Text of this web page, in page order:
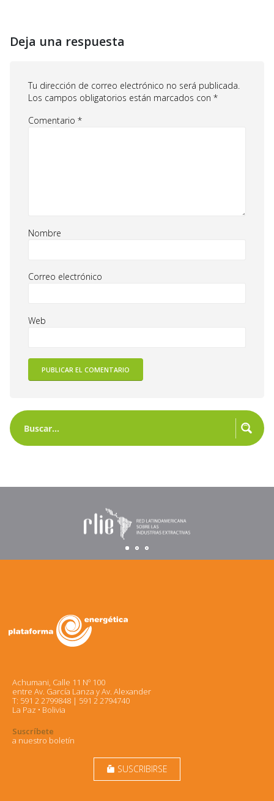
Deja una respuesta
Tu dirección de correo electrónico no será publicada.
Los campos obligatorios están marcados con *
Comentario *
Nombre
Correo electrónico
Web
Achumani, Calle 11 Nº 100
entre Av. García Lanza y Av. Alexander
T: 591 2 2799848 | 591 2 2794740
La Paz • Bolivia
Suscríbete
a nuestro boletín
markunread_mailbox SUSCRIBIRSE